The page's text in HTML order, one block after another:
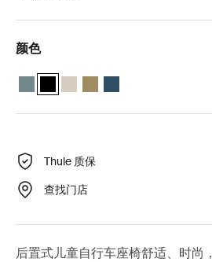
颜色
Thule Yepp 2 maxi 中蓝色
Thule Yepp 2 maxi 午夜黑色
Thule Yepp 2 maxi 柔软的沙子
Thule Yepp 2 maxi 海狸绿色
Thule Yepp 2 maxi
Thule 质保
查找门店
后置式儿童自行车座椅舒适、时尚